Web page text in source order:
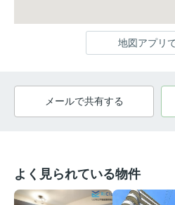
地図アプリ
メールで共有する
よく見られている物件